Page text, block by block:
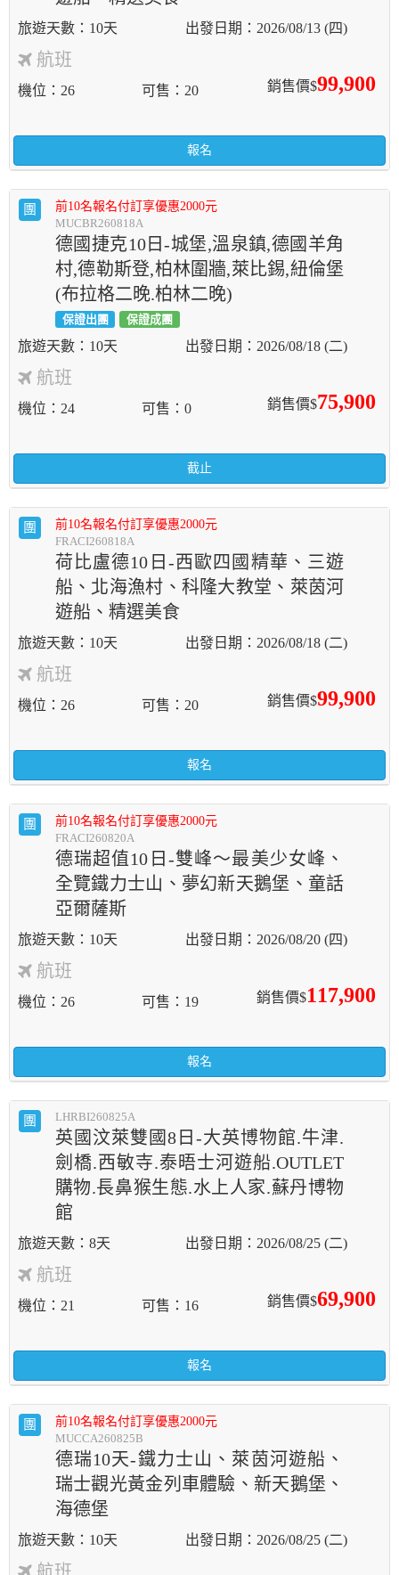
10天 2026/08/13 (四)
航班
銷售價$99,900
機位 26 可售 20
報名
團
前10名報名付訂享優惠2000元
MUCBR260818A
德國捷克10日-城堡,溫泉鎮,德國羊角
村,德勒斯登,柏林圍牆,萊比錫,紐倫堡
(布拉格二晚.柏林二晚)
保證出團 保證成團
10天 2026/08/18 (二)
航班
銷售價$75,900
機位 24 可售 0
截止
團
前10名報名付訂享優惠2000元
FRACI260818A
荷比盧德10日-西歐四國精華、三遊
船、北海漁村、科隆大教堂、萊茵河
遊船、精選美食
10天 2026/08/18 (二)
航班
銷售價$99,900
機位 26 可售 20
報名
團
前10名報名付訂享優惠2000元
FRACI260820A
德瑞超值10日-雙峰～最美少女峰、
全覽鐵力士山、夢幻新天鵝堡、童話
亞爾薩斯
10天 2026/08/20 (四)
航班
銷售價$117,900
機位 26 可售 19
報名
團 LHRBI260825A
英國汶萊雙國8日-大英博物館.牛津.
劍橋.西敏寺.泰晤士河遊船.OUTLET
購物.長鼻猴生態.水上人家.蘇丹博物
館
8天 2026/08/25 (二)
航班
銷售價$69,900
機位 21 可售 16
報名
團
前10名報名付訂享優惠2000元
MUCCA260825B
德瑞10天-鐵力士山、萊茵河遊船、
瑞士觀光黃金列車體驗、新天鵝堡、
海德堡
10天 2026/08/25 (二)